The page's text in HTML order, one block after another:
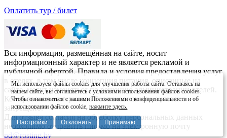
Мы используем файлы cookies для улучшения работы сайта. Оставаясь на
нашем сайте, вы соглашаетесь с условиями использования файлов cookies.
Чтобы ознакомиться с нашими Положениями о конфиденциальности и об
использовании файлов cookie,нажмите здесь.
Настройки Отклонить Принимаю
Оплатить тур / билет
Вся информация, размещённая на сайте, носит
информационный характер и не является рекламой и
публичной офертой. Правила и условия предоставления услуг
в отелях, в том числе концепция питания, описанные на
сайте, могут изменяться по решению администрации отелей.
Копирование материалов без письменного согласия
запрещено.
Для отзыва согласия на обработку персональных данных
необходимо отправить письмо на электронную почту
pd@rosting.by